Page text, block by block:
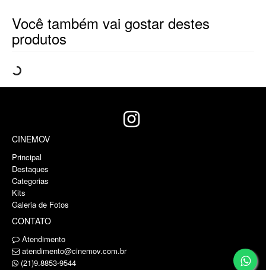
Você também vai gostar destes
produtos
CINEMOV
Principal
Destaques
Categorias
Kits
Galeria de Fotos
CONTATO
Atendimento
atendimento@cinemov.com.br
(21)9.8853-9544